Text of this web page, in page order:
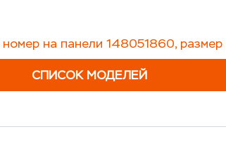
номер на панели 148051860, размер
СПИСОК МОДЕЛЕЙ